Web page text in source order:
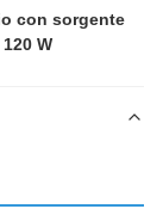
con sorgente
W